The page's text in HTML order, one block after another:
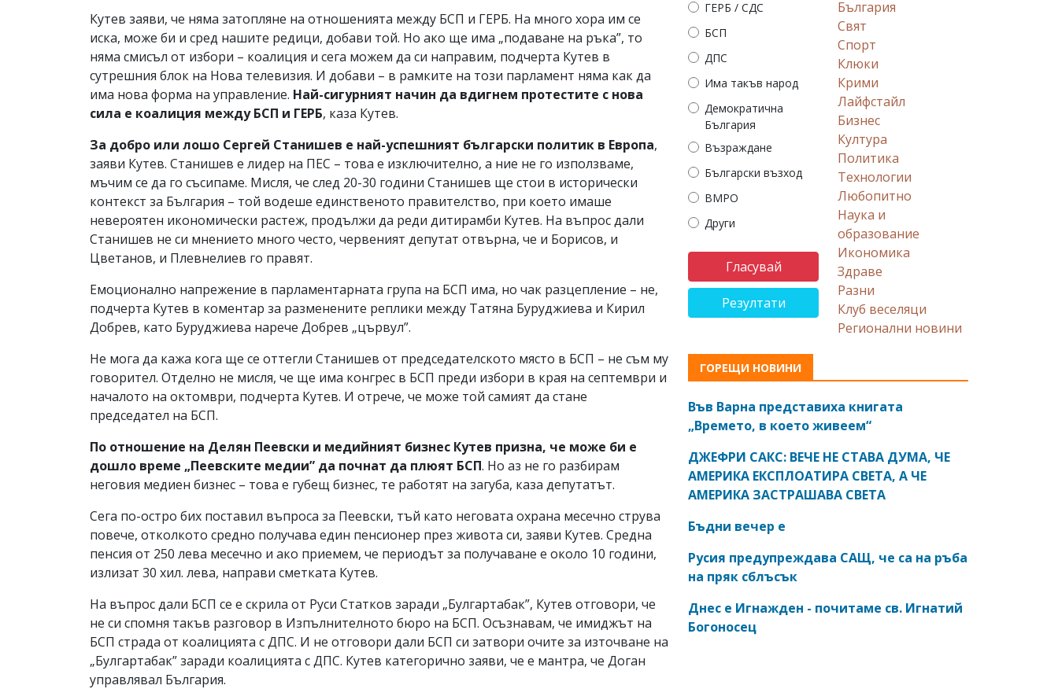
Кутев заяви, че няма затопляне на отношенията между БСП и ГЕРБ. На много хора им се
иска, може би и сред нашите редици, добави той. Но ако ще има „подаване на ръка”, то
няма смисъл от избори – коалиция и сега можем да си направим, подчерта Кутев в
сутрешния блок на Нова телевизия. И добави – в рамките на този парламент няма как да
има нова форма на управление. Най-сигурният начин да вдигнем протестите с нова
сила е коалиция между БСП и ГЕРБ, каза Кутев.
За добро или лошо Сергей Станишев е най-успешният български политик в Европа,
заяви Кутев. Станишев е лидер на ПЕС – това е изключително, а ние не го използваме,
мъчим се да го съсипаме. Мисля, че след 20-30 години Станишев ще стои в исторически
контекст за България – той водеше единственото правителство, при което имаше
невероятен икономически растеж, продължи да реди дитирамби Кутев. На въпрос дали
Станишев не си мнението много често, червеният депутат отвърна, че и Борисов, и
Цветанов, и Плевнелиев го правят.
Емоционално напрежение в парламентарната група на БСП има, но чак разцепление – не,
подчерта Кутев в коментар за разменените реплики между Татяна Буруджиева и Кирил
Добрев, като Буруджиева нарече Добрев „цървул”.
Не мога да кажа кога ще се оттегли Станишев от председателското място в БСП – не съм му
говорител. Отделно не мисля, че ще има конгрес в БСП преди избори в края на септември и
началото на октомври, подчерта Кутев. И отрече, че може той самият да стане
председател на БСП.
По отношение на Делян Пеевски и медийният бизнес Кутев призна, че може би е
дошло време „Пеевските медии” да почнат да плюят БСП. Но аз не го разбирам
неговия медиен бизнес – това е губещ бизнес, те работят на загуба, каза депутатът.
Сега по-остро бих поставил въпроса за Пеевски, тъй като неговата охрана месечно струва
повече, отколкото средно получава един пенсионер през живота си, заяви Кутев. Средна
пенсия от 250 лева месечно и ако приемем, че периодът за получаване е около 10 години,
излизат 30 хил. лева, направи сметката Кутев.
На въпрос дали БСП се е скрила от Руси Статков заради „Булгартабак”, Кутев отговори, че
не си спомня такъв разговор в Изпълнителното бюро на БСП. Осъзнавам, че имиджът на
БСП страда от коалицията с ДПС. И не отговори дали БСП си затвори очите за източване на
„Булгартабак” заради коалицията с ДПС. Кутев категорично заяви, че е мантра, че Доган
управлявал България.
ГЕРБ / СДС
БСП
ДПС
Има такъв народ
Демократична
България
Възраждане
Български възход
ВМРО
Други
Резултати
България
Свят
Спорт
Клюки
Крими
Лайфстайл
Бизнес
Култура
Политика
Технологии
Любопитно
Наука и
образование
Икономика
Здраве
Разни
Клуб веселяци
Регионални новини
ГОРЕЩИ НОВИНИ
Във Варна представиха книгата
„Времето, в което живеем“
ДЖЕФРИ САКС: ВЕЧЕ НЕ СТАВА ДУМА, ЧЕ
АМЕРИКА ЕКСПЛОАТИРА СВЕТА, А ЧЕ
АМЕРИКА ЗАСТРАШАВА СВЕТА
Бъдни вечер е
Русия предупреждава САЩ, че са на ръба
на пряк сблъсък
Днес е Игнажден - почитаме св. Игнатий
Богоносец